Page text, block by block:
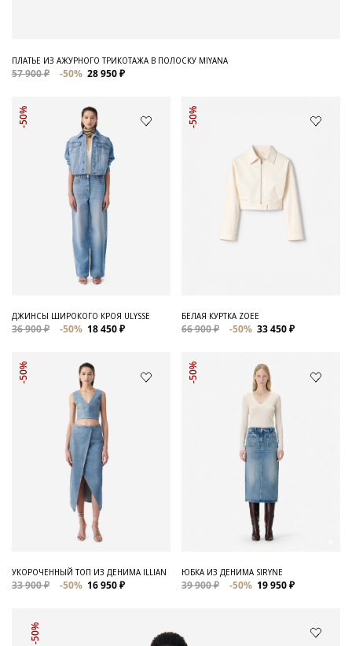
ПЛАТЬЕ ИЗ АЖУРНОГО ТРИКОТАЖА В ПОЛОСКУ MIYANA
57 900 ₽ -50% 28 950 ₽
-50%
ДЖИНСЫ ШИРОКОГО КРОЯ ULYSSE
36 900 ₽ -50% 18 450 ₽
-50%
БЕЛАЯ КУРТКА ZOEE
66 900 ₽ -50% 33 450 ₽
-50%
УКОРОЧЕННЫЙ ТОП ИЗ ДЕНИМА ILLIAN
33 900 ₽ -50% 16 950 ₽
-50%
ЮБКА ИЗ ДЕНИМА SIRYNE
39 900 ₽ -50% 19 950 ₽
-50%